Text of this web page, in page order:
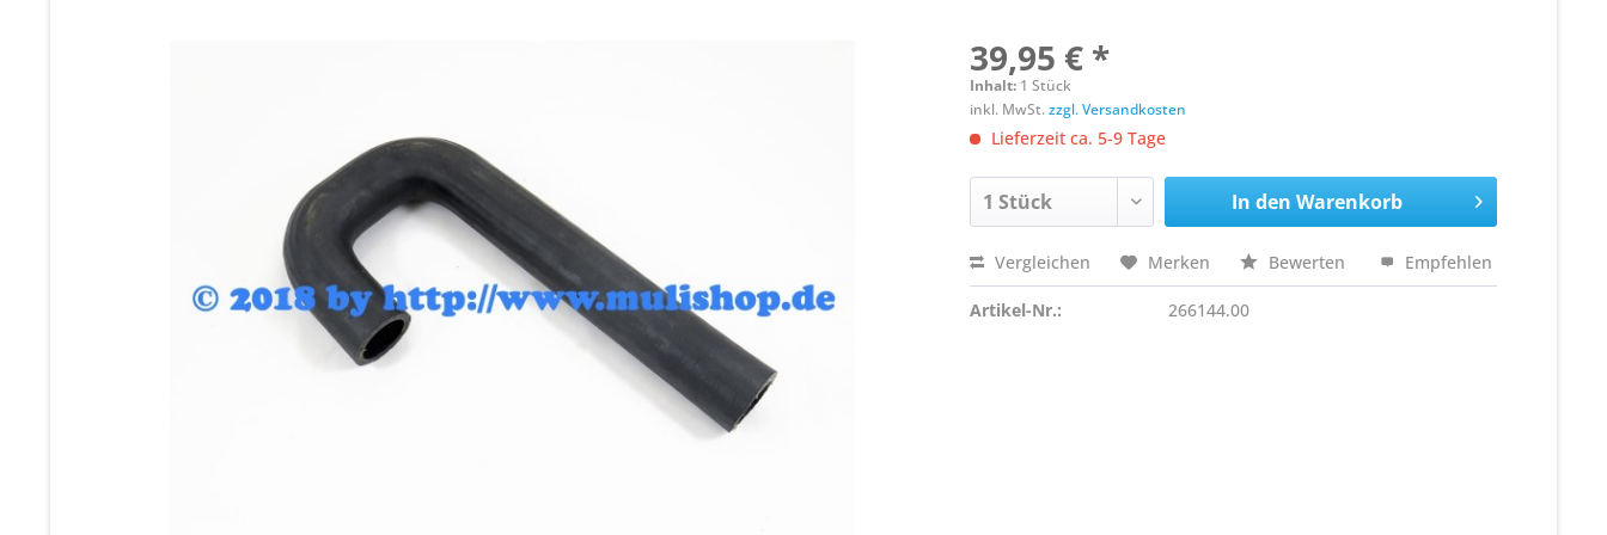
39,95 € *
Inhalt: 1 Stück
inkl. MwSt.zzgl. Versandkosten
Lieferzeit ca. 5-9 Tage
In den Warenkorb
Vergleichen Merken Bewerten Empfehlen
Artikel-Nr.: 266144.00